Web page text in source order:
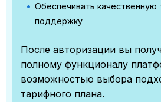
Обеспечивать качественную
поддержку
После авторизации вы
полному функционалу
возможностью выбора
тарифного плана.